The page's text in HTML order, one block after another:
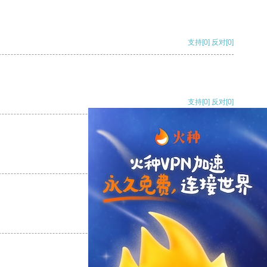
支持[0] 反对[0]
支持[0] 反对[0]
支持[0] 反对
支持